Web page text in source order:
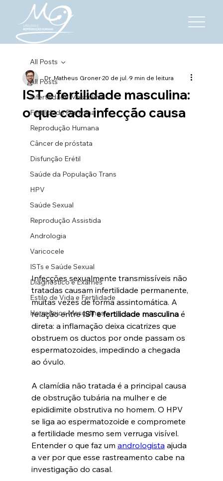
All Posts
Infertilidade Masculina
Fertilidade Feminina
Reprodução Humana
Câncer de próstata
Disfunção Erétil
Saúde da População Trans
HPV
Saúde Sexual
Reprodução Assistida
Andrologia
Varicocele
ISTs e Saúde Sexual
Diagnóstico e Exames
Estilo de Vida e Fertilidade
Hormônios Masculinos
All Posts
IST e fertilidade masculina:
o que cada infecção causa
Dr. Matheus Groner20 de jul.9 min de leitura
Infecções sexualmente transmissíveis não
tratadas causam infertilidade permanente,
muitas vezes de forma assintomática. A
relação entre IST e fertilidade masculina é
direta: a inflamação deixa cicatrizes que
obstruem os ductos por onde passam os
espermatozoides, impedindo a chegada
ao óvulo.
A clamídia não tratada é a principal causa
de obstrução tubária na mulher e de
epididimite obstrutiva no homem. O HPV
se liga ao espermatozoide e compromete
a fertilidade mesmo sem verruga visível.
Entender o que faz um andrologista ajuda
a ver por que esse rastreamento cabe na
investigação do casal.